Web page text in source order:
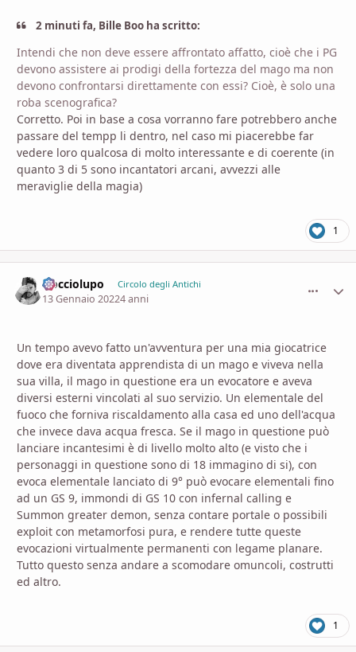
2 minuti fa, Bille Boo ha scritto:
Intendi che non deve essere affrontato affatto, cioè che i PG
devono assistere ai prodigi della fortezza del mago ma non
devono confrontarsi direttamente con essi? Cioè, è solo una
roba scenografica?
Corretto. Poi in base a cosa vorranno fare potrebbero anche
passare del tempp li dentro, nel caso mi piacerebbe far
vedere loro qualcosa di molto interessante e di coerente (in
quanto 3 di 5 sono incantatori arcani, avvezzi alle
meraviglie della magia)
1
Nocciolupo Circolo degli Antichi
13 Gennaio 20224 anni
Un tempo avevo fatto un'avventura per una mia giocatrice
dove era diventata apprendista di un mago e viveva nella
sua villa, il mago in questione era un evocatore e aveva
diversi esterni vincolati al suo servizio. Un elementale del
fuoco che forniva riscaldamento alla casa ed uno dell'acqua
che invece dava acqua fresca. Se il mago in questione può
lanciare incantesimi è di livello molto alto (e visto che i
personaggi in questione sono di 18 immagino di si), con
evoca elementale lanciato di 9° può evocare elementali fino
ad un GS 9, immondi di GS 10 con infernal calling e
Summon greater demon, senza contare portale o possibili
exploit con metamorfosi pura, e rendere tutte queste
evocazioni virtualmente permanenti con legame planare.
Tutto questo senza andare a scomodare omuncoli, costrutti
ed altro.
1